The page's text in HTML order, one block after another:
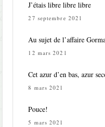
J’étais libre libre libre
27 septembre 2021
Au sujet de l’affaire
12 mars 2021
Cet azur d’en bas, azur
8 mars 2021
Pouce!
5 mars 2021